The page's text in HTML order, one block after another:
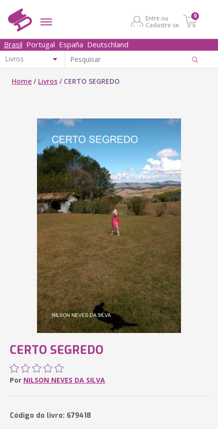
Entre ou
Cadastre-se
0
Brasil Portugal España Deutschland
Home / Livros / CERTO SEGREDO
CERTO SEGREDO
Por NILSON NEVES DA SILVA
Código do livro: 679418